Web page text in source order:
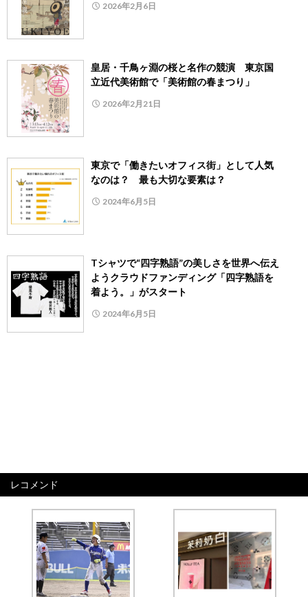
2026年2月6日
皇居・千鳥ヶ淵の桜と名作の競演 東京国
立近代美術館で「美術館の春まつり」
2026年2月21日
東京で「働きたいオフィス街」として人気
なのは？ 最も大切な要素は？
2024年6月5日
Tシャツで“四字熟語”の美しさを世界へ伝え
ようクラウドファンディング「四字熟語を
着よう。」がスタート
2024年6月5日
レコメンド